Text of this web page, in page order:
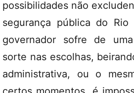
possibilidades não
segurança pública do
governador sofre de
sorte nas escolhas,
administrativa, ou o